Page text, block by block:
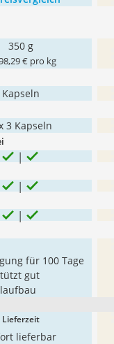
350 g
€ pro kg
Kapseln
3 Kapseln
für 100 Tage
gut
Lieferzeit
lieferbar